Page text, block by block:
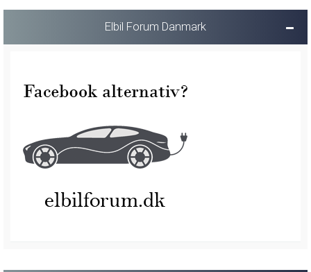
Elbil Forum Danmark